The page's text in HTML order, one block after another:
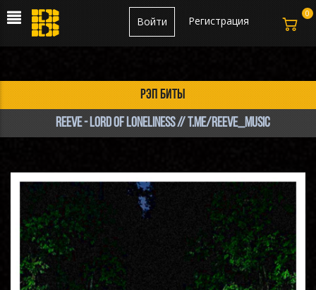
Регистрация
Войти
рэп биты
Reeve - Lord of Loneliness // t.me/reeve_music
0